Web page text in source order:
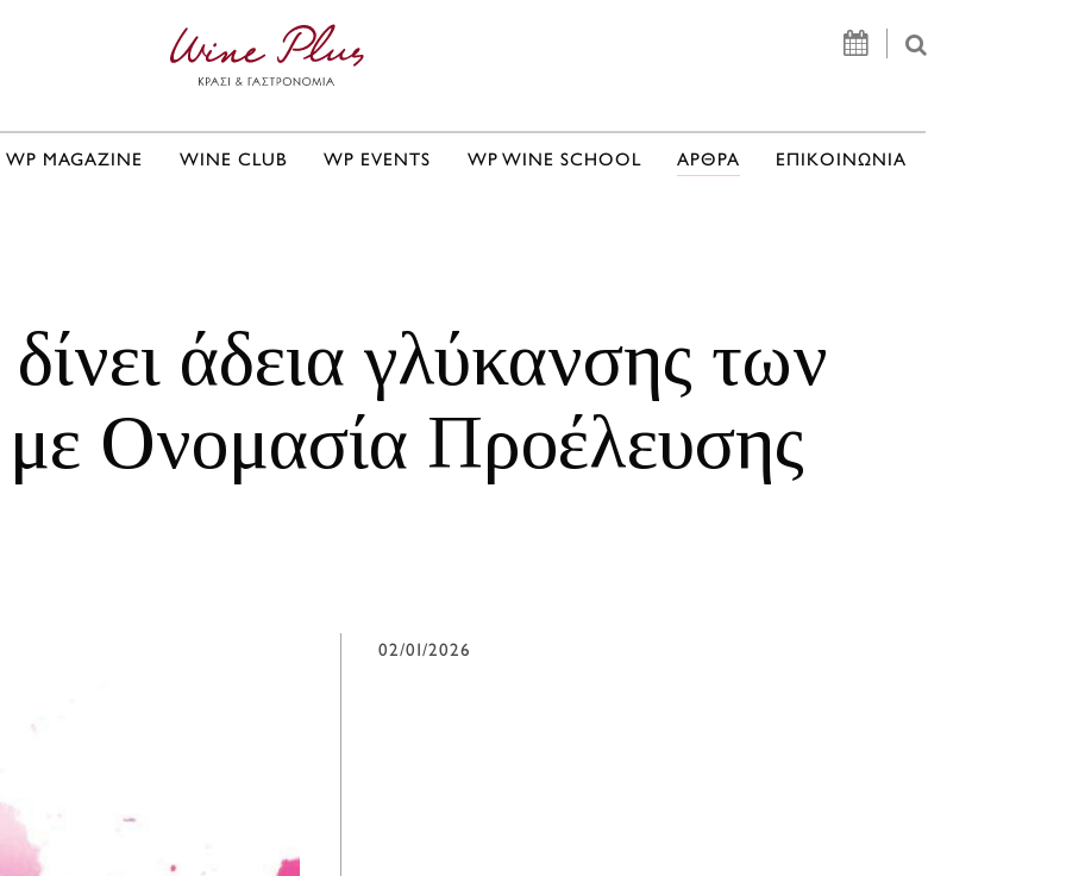
WP MAGAZINE WINE CLUB WP EVENTS WP WINE SCHOOL ΑΡΘΡΑ ΕΠΙΚΟΙΝΩΝΙΑ
άδεια γλύκανσης των
Ονομασία Προέλευσης
02/01/2026